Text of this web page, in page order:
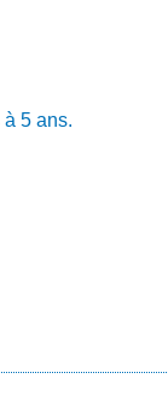
5 ans.